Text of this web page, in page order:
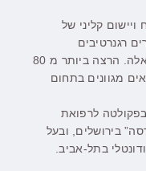
קליני של
רגנרטיבים
וטכנולוגיית שתלים, ופרסם בנושאים אלה. הרצה ביותר מ 80
מגוונים בתחום
לרפואת
בירושלים, ובעל
בתל-אביב.